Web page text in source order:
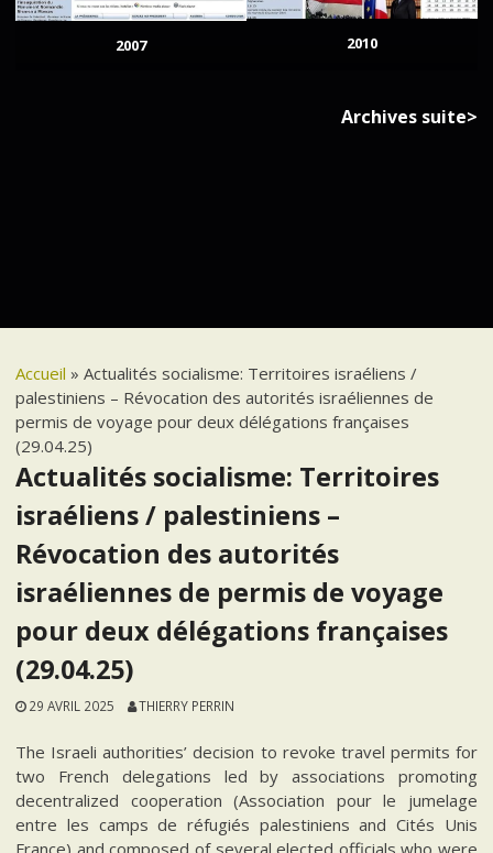
2007 2010
Archives suite>
Accueil »Actualités socialisme: Territoires israéliens /
palestiniens – Révocation des autorités israéliennes de
permis de voyage pour deux délégations françaises
(29.04.25)
Actualités socialisme: Territoires
israéliens / palestiniens –
Révocation des autorités
israéliennes de permis de voyage
pour deux délégations françaises
(29.04.25)
29 AVRIL 2025 THIERRY PERRIN
The Israeli authorities’ decision to revoke travel permits for
two French delegations led by associations promoting
decentralized cooperation (Association pour le jumelage
entre les camps de réfugiés palestiniens and Cités Unis